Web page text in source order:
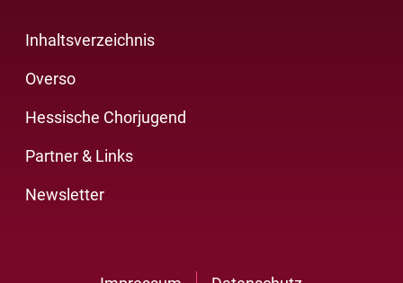
Inhaltsverzeichnis
Overso
Hessische Chorjugend
Partner & Links
Newsletter